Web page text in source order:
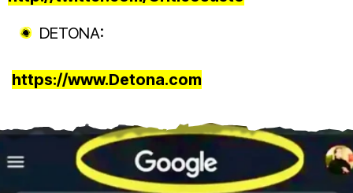
DETONA:
https://www.Detona.com